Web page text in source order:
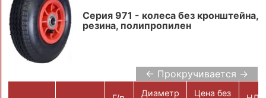
Серия 971 - колеса без кронштейна,
резина, полипропилен
← Прокручивается →
Диаметр
Цена без